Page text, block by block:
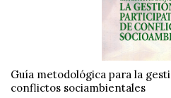
Guía metodológica para la
conflictos sociambientales